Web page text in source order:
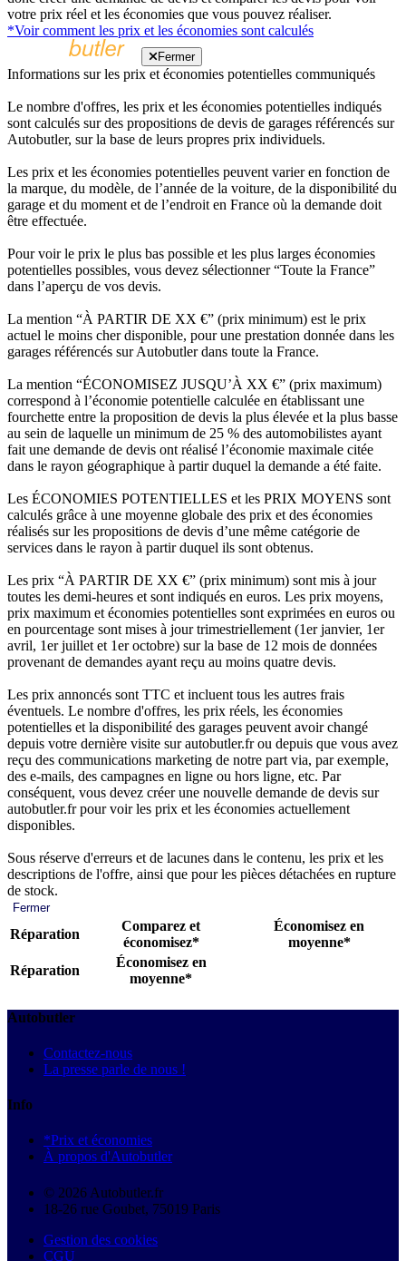
votre prix réel et les économies que vous pouvez réaliser.
*Voir comment les prix et les économies sont calculés
Fermer
Informations sur les prix et économies potentielles communiqués
Le nombre d'offres, les prix et les économies potentielles indiqués
sont calculés sur des propositions de devis de garages référencés sur
Autobutler, sur la base de leurs propres prix individuels.
Les prix et les économies potentielles peuvent varier en fonction de
la marque, du modèle, de l’année de la voiture, de la disponibilité du
garage et du moment et de l’endroit en France où la demande doit
être effectuée.
Pour voir le prix le plus bas possible et les plus larges économies
potentielles possibles, vous devez sélectionner “Toute la France”
dans l’aperçu de vos devis.
La mention “À PARTIR DE XX €” (prix minimum) est le prix
actuel le moins cher disponible, pour une prestation donnée dans les
garages référencés sur Autobutler dans toute la France.
La mention “ÉCONOMISEZ JUSQU’À XX €” (prix maximum)
correspond à l’économie potentielle calculée en établissant une
fourchette entre la proposition de devis la plus élevée et la plus basse
au sein de laquelle un minimum de 25 % des automobilistes ayant
fait une demande de devis ont réalisé l’économie maximale citée
dans le rayon géographique à partir duquel la demande a été faite.
Les ÉCONOMIES POTENTIELLES et les PRIX MOYENS sont
calculés grâce à une moyenne globale des prix et des économies
réalisés sur les propositions de devis d’une même catégorie de
services dans le rayon à partir duquel ils sont obtenus.
Les prix “À PARTIR DE XX €” (prix minimum) sont mis à jour
toutes les demi-heures et sont indiqués en euros. Les prix moyens,
prix maximum et économies potentielles sont exprimées en euros ou
en pourcentage sont mises à jour trimestriellement (1er janvier, 1er
avril, 1er juillet et 1er octobre) sur la base de 12 mois de données
provenant de demandes ayant reçu au moins quatre devis.
Les prix annoncés sont TTC et incluent tous les autres frais
éventuels. Le nombre d'offres, les prix réels, les économies
potentielles et la disponibilité des garages peuvent avoir changé
depuis votre dernière visite sur autobutler.fr ou depuis que vous avez
reçu des communications marketing de notre part via, par exemple,
des e-mails, des campagnes en ligne ou hors ligne, etc. Par
conséquent, vous devez créer une nouvelle demande de devis sur
autobutler.fr pour voir les prix et les économies actuellement
disponibles.
Sous réserve d'erreurs et de lacunes dans le contenu, les prix et les
descriptions de l'offre, ainsi que pour les pièces détachées en rupture
de stock.
Fermer
Réparation
Comparez et
économisez*
Économisez en
moyenne*
Réparation
Économisez en
moyenne*
Autobutler
Contactez-nous
La presse parle de nous !
Info
*Prix et économies
À propos d'Autobutler
© 2026 Autobutler.fr
18-26 rue Goubet, 75019 Paris
Gestion des cookies
CGU